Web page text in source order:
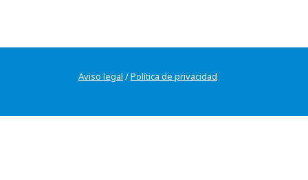
Aviso legal /Política de privacidad